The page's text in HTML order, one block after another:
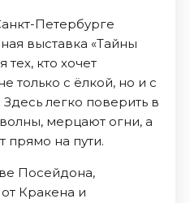
Петербурге
выставка «Тайны
кто хочет
только с ёлкой, но и с
легко поверить в
мерцают огни, а
на пути.
Посейдона,
Кракена и